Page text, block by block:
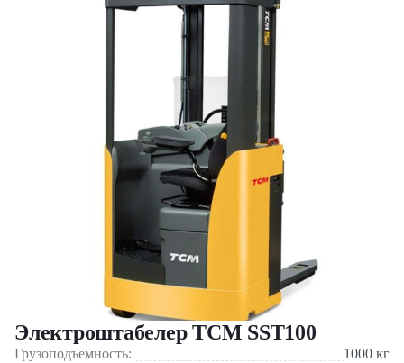
Электроштабелер TCM SST100
Грузоподъемность: 1000 кг